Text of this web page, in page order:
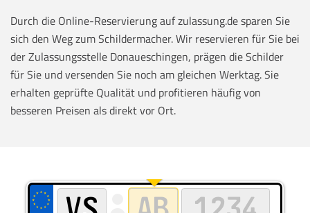
Durch die Online-Reservierung auf zulassung.de sparen Sie
sich den Weg zum Schildermacher. Wir reservieren für Sie bei
der Zulassungsstelle Donaueschingen, prägen die Schilder
für Sie und versenden Sie noch am gleichen Werktag. Sie
erhalten geprüfte Qualität und profitieren häufig von
besseren Preisen als direkt vor Ort.